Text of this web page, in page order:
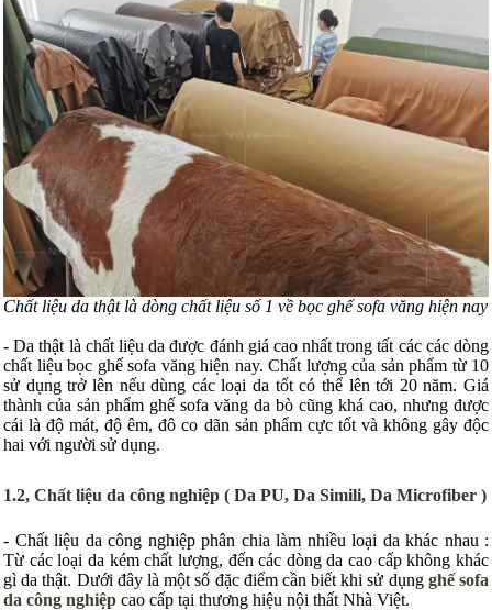
Chất liệu da thật là dòng chất liệu số 1 về bọc ghế sofa văng hiện nay
- Da thật là chất liệu da được đánh giá cao nhất trong tất các các dòng
chất liệu bọc ghế sofa văng hiện nay. Chất lượng của sản phẩm từ 10
sử dụng trở lên nếu dùng các loại da tốt có thể lên tới 20 năm. Giá
thành của sản phẩm ghế sofa văng da bò cũng khá cao, nhưng được
cái là độ mát, độ êm, đô co dãn sản phẩm cực tốt và không gây độc
hai với người sử dụng.
1.2, Chất liệu da công nghiệp ( Da PU, Da Simili, Da Microfiber )
- Chất liệu da công nghiệp phân chia làm nhiều loại da khác nhau :
Từ các loại da kém chất lượng, đến các dòng da cao cấp không khác
gì da thật. Dưới đây là một số đặc điểm cần biết khi sử dụng ghế sofa
da công nghiệp cao cấp tại thương hiệu nội thất Nhà Việt.